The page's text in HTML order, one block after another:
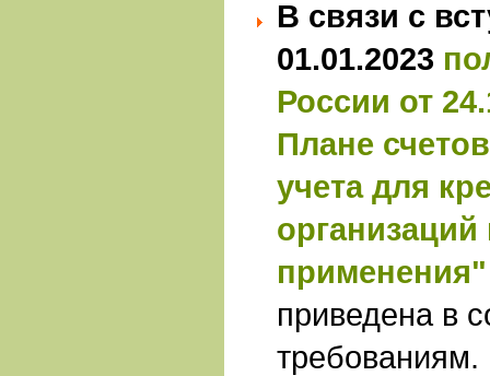
В связи с
01.01.2023
России от
Плане
учета для
организаций
применения"
приведена в
требованиям.